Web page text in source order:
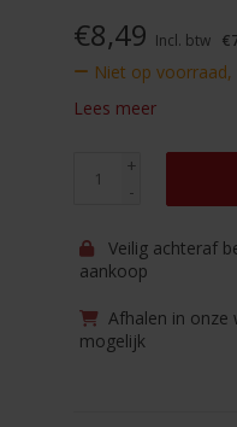
€8,49 Incl. btw
Niet op
Lees meer
+
-
Veilig achteraf
aankoop
Afhalen in onze
mogelijk